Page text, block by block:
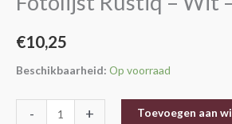
€10,25
Beschikbaarheid: Op voorraad
-
13x18
aantal
+ Toevoegen aan